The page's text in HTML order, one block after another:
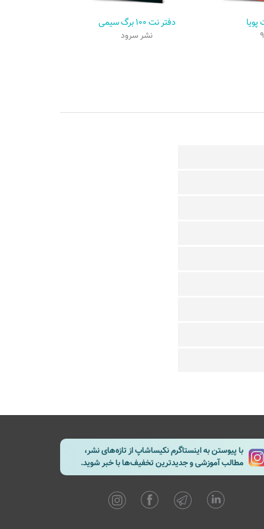
پویا دفتر نت ۱۰۰ برگ سیمی
نشر سرود
با پیوستن به اینستاگرم نکیساشاپ از تازه‌های نشر،
مطالب آموزشی و جدیدترین تخفیف‌ها با خبر شوید.